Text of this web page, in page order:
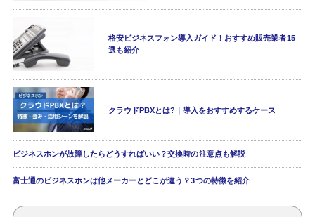
格安ビジネスフォン導入ガイド！おすすめ販売業者15
選も紹介
クラウドPBXとは?｜導入をおすすめするケース
ビジネスホンが故障したらどうすればいい？交換時の注意点も解説
富士通のビジネスホンは他メーカーとどこが違う？3つの特徴を紹介